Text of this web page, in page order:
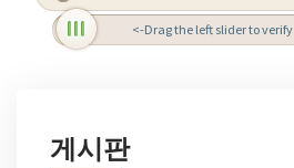
<-Drag the left slider to verify
게시판